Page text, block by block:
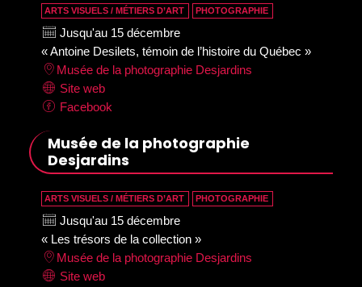
ARTS VISUELS / MÉTIERS D’ART PHOTOGRAPHIE
Jusqu'au 15 décembre
« Antoine Desilets, témoin de l’histoire du Québec »
Musée de la photographie Desjardins
Site web
Facebook
Musée de la photographie
Desjardins
ARTS VISUELS / MÉTIERS D’ART PHOTOGRAPHIE
Jusqu'au 15 décembre
« Les trésors de la collection »
Musée de la photographie Desjardins
Site web